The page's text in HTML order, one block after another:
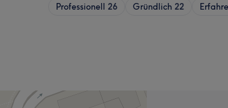
Professionell 26 Gründlich 22